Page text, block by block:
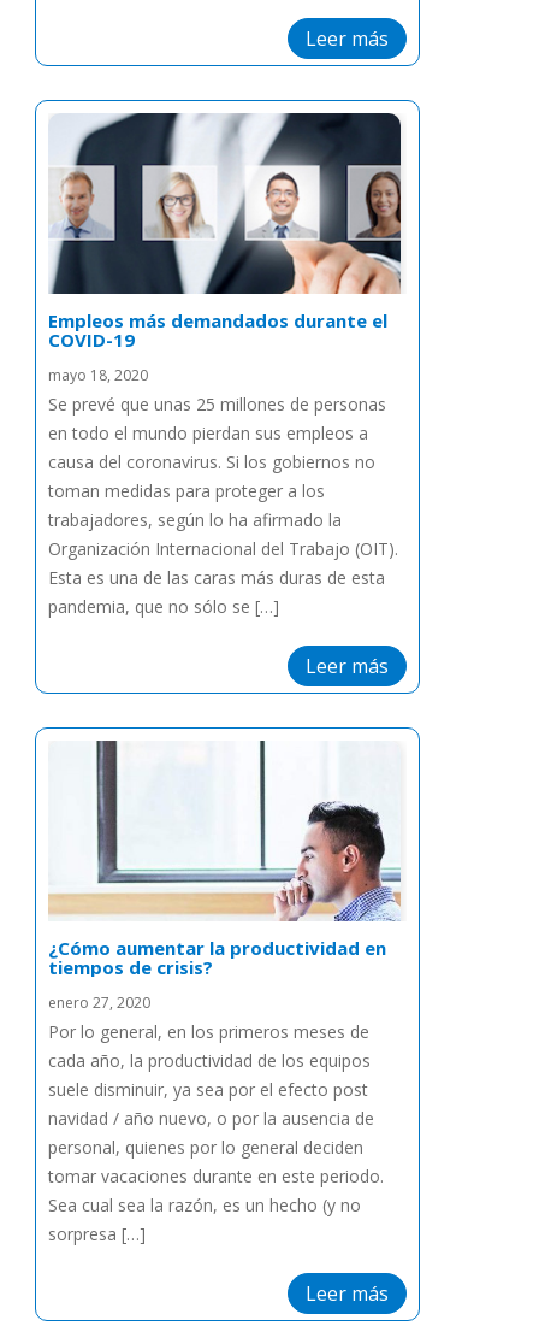
Leer más
Empleos más demandados durante el
COVID-19
mayo 18, 2020
Se prevé que unas 25 millones de personas
en todo el mundo pierdan sus empleos a
causa del coronavirus. Si los gobiernos no
toman medidas para proteger a los
trabajadores, según lo ha afirmado la
Organización Internacional del Trabajo (OIT).
Esta es una de las caras más duras de esta
pandemia, que no sólo se […]
Leer más
¿Cómo aumentar la productividad en
tiempos de crisis?
enero 27, 2020
Por lo general, en los primeros meses de
cada año, la productividad de los equipos
suele disminuir, ya sea por el efecto post
navidad / año nuevo, o por la ausencia de
personal, quienes por lo general deciden
tomar vacaciones durante en este periodo.
Sea cual sea la razón, es un hecho (y no
sorpresa […]
Leer más